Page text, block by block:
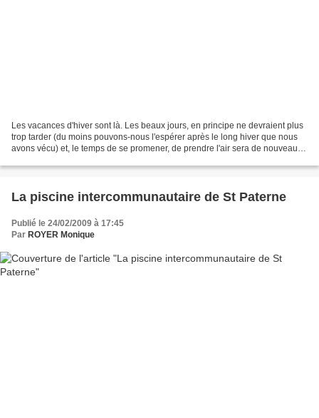
Les vacances d'hiver sont là. Les beaux jours, en principe ne devraient plus
trop tarder (du moins pouvons-nous l'espérer après le long hiver que nous
avons vécu) et, le temps de se promener, de prendre l'air sera de nouveau
La piscine intercommunautaire de St Paterne
Publié le 24/02/2009 à 17:45
Par ROYER Monique